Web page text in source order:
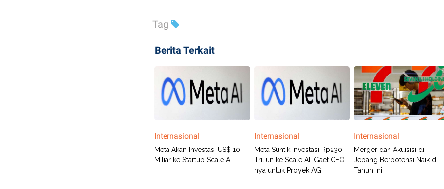
Tag
Berita Terkait
Internasional
Meta Akan Investasi US$ 10
Miliar ke Startup Scale AI
Internasional
Meta Suntik Investasi Rp230
Triliun ke Scale AI, Gaet CEO-
nya untuk Proyek AGI
Internasional
Merger dan Akuisisi di
Jepang Berpotensi Naik di
Tahun ini